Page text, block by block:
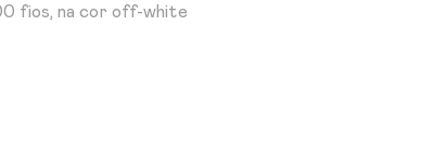
fios, na cor off-white